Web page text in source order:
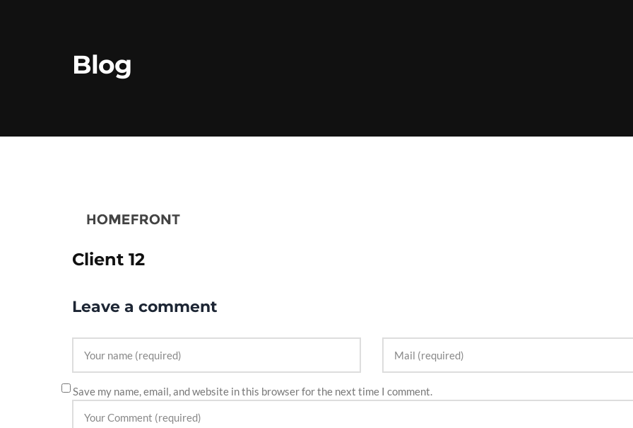
Blog
Client 12
Leave a comment
Save my name, email, and website in this browser for the next time I comment.